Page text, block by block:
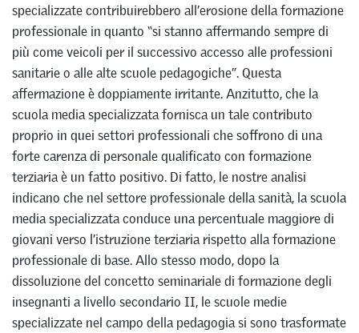
specializzate contribuirebbero all’erosione della formazione
professionale in quanto “si stanno affermando sempre di
più come veicoli per il successivo accesso alle professioni
sanitarie o alle alte scuole pedagogiche”. Questa
affermazione è doppiamente irritante. Anzitutto, che la
scuola media specializzata fornisca un tale contributo
proprio in quei settori professionali che soffrono di una
forte carenza di personale qualificato con formazione
terziaria è un fatto positivo. Di fatto, le nostre analisi
indicano che nel settore professionale della sanità, la scuola
media specializzata conduce una percentuale maggiore di
giovani verso l’istruzione terziaria rispetto alla formazione
professionale di base. Allo stesso modo, dopo la
dissoluzione del concetto seminariale di formazione degli
insegnanti a livello secondario II, le scuole medie
specializzate nel campo della pedagogia si sono trasformate